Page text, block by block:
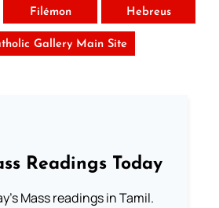
Filémon Hebreus
Gallery Main Site
Readings Today
Mass readings in Tamil.